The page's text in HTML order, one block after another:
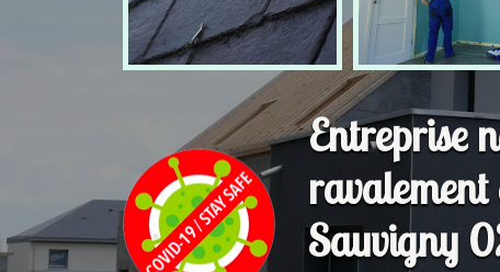
Entreprise
Sauvigny